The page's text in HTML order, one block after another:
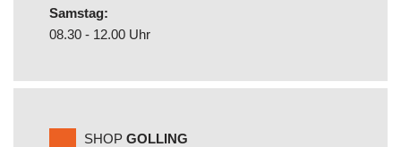
Samstag:
08.30 - 12.00 Uhr
SHOP GOLLING